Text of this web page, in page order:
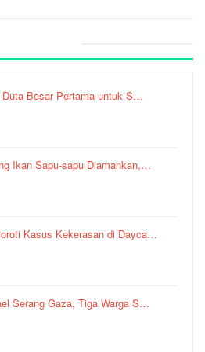
Duta Besar Pertama untuk S…
Ikan Sapu-sapu Diamankan,…
Kasus Kekerasan di Dayca…
Serang Gaza, Tiga Warga S…